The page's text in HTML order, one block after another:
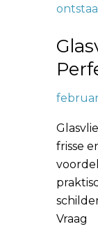
frisse
Vraag
een
Basis
en